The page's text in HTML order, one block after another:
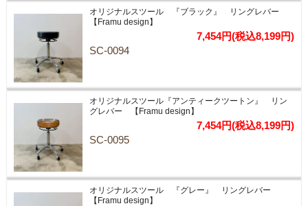
オリジナルスツール 『ブラック』 リングレバー
【Framu design】
7,454円(税込8,199円)
SC-0094
オリジナルスツール『アンティークツートン』 リン
グレバー 【Framu design】
7,454円(税込8,199円)
SC-0095
オリジナルスツール 『グレー』 リングレバー
【Framu design】